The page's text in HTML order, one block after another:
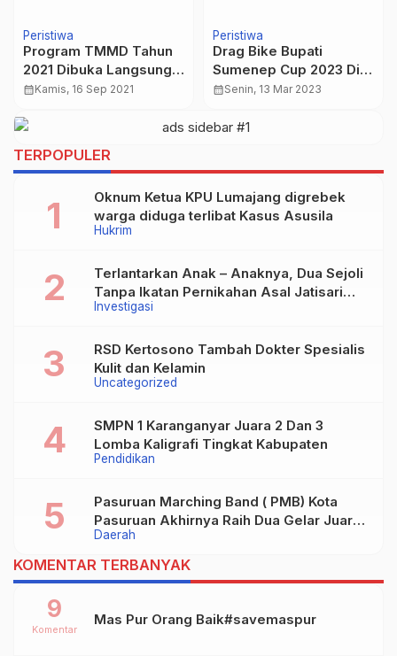
Peristiwa
Program TMMD Tahun
2021 Dibuka Langsung
Oleh Bupati Kaur
calendar_monthKamis, 16 Sep 2021
Peristiwa
Drag Bike Bupati
Sumenep Cup 2023 Di
Ikuti 375 Pembalap.
calendar_monthSenin, 13 Mar 2023
TERPOPULER
Hukrim
Oknum Ketua KPU Lumajang digrebek
warga diduga terlibat Kasus Asusila
Investigasi
Terlantarkan Anak – Anaknya, Dua Sejoli
Tanpa Ikatan Pernikahan Asal Jatisari
Kecamatan Geger Madiun dan Maospati
Uncategorized
RSD Kertosono Tambah Dokter Spesialis
Kulit dan Kelamin
Pendidikan
SMPN 1 Karanganyar Juara 2 Dan 3
Lomba Kaligrafi Tingkat Kabupaten
Daerah
Pasuruan Marching Band ( PMB) Kota
Pasuruan Akhirnya Raih Dua Gelar Juara
Dalam Kejurprov Jatim 2024
KOMENTAR TERBANYAK
Mas Pur Orang Baik#savemaspur
9
Komentar